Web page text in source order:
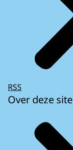
RSS
Over deze site